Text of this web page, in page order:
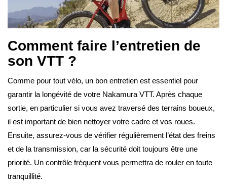
Comment faire l’entretien de
son VTT ?
Comme pour tout vélo, un bon entretien est essentiel pour
garantir la longévité de votre Nakamura VTT. Après chaque
sortie, en particulier si vous avez traversé des terrains boueux,
il est important de bien nettoyer votre cadre et vos roues.
Ensuite, assurez-vous de vérifier régulièrement l’état des freins
et de la transmission, car la sécurité doit toujours être une
priorité. Un contrôle fréquent vous permettra de rouler en toute
tranquillité.